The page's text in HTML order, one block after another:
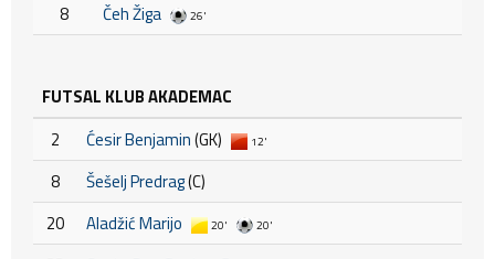
8
Čeh Žiga 26'
FUTSAL KLUB AKADEMAC
2
Ćesir Benjamin(GK) 12'
8 Šešelj Predrag(C)
20
Aladžić Marijo 20' 20'